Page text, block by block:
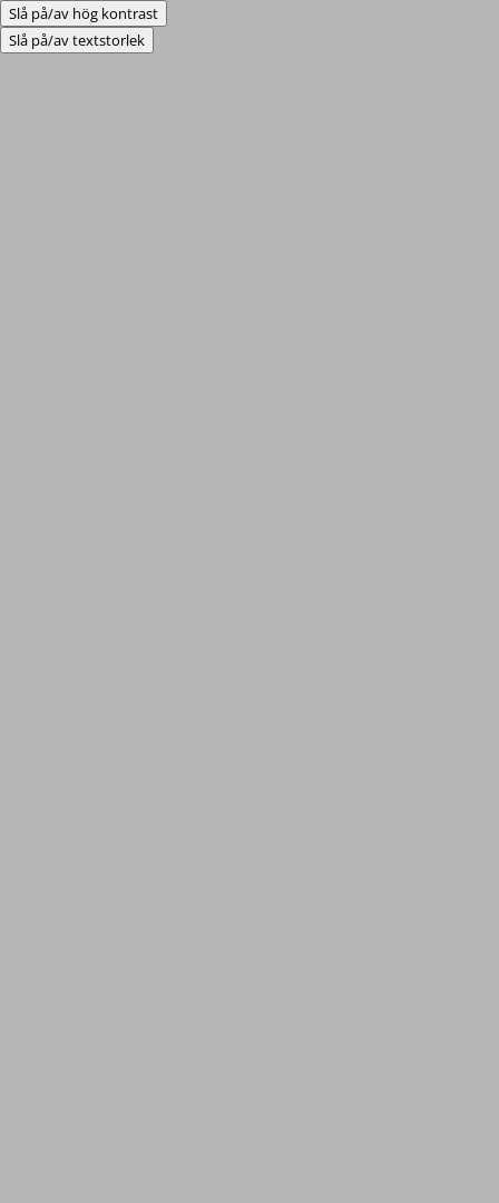
Slå på/av hög kontrast
Slå på/av textstorlek